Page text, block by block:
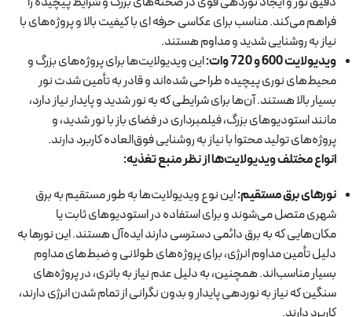
فراهم می‌کند. مناسب برای عکاسی حرفه ای با کیفیت بالا و پروژه‌های با
نیاز به روشنایی شدید و مداوم هستند.
ویدیولایت 600 و 720 وات
:این ویدیولایت‌ها برای پروژه‌های بزرگ و
محیط‌های نوری پیچیده طراحی شده‌اند و قادر به تأمین شدت نور
بسیار بالا هستند. آن‌ها برای شرایطی که به نور شدید و پایدار نیاز دارد،
مانند استودیوهای بزرگ، فیلمبرداری در فضای باز با نور شدید، و
پروژه‌های تولید محتوا با نیاز به روشنایی فوق‌العاده کاربرد دارند.
انواع مختلف ویدیولایت‌ها از نظر منبع تغذیه:
نورهای برق مستقیم:این نوع ویدیولایت‌ها به طور مستقیم به برق
شهری متصل می‌شوند و برای استفاده در استودیوهای ثابت یا
مکان‌هایی که به برق دائمی دسترسی دارند ایده‌آل هستند. این نورها به
دلیل تأمین مداوم انرژی، برای پروژه‌های طولانی و ضبط‌های مداوم
بسیار مناسب‌اند. همچنین، به دلیل عدم نیاز به باتری، در پروژه‌های
سنگین که نیاز به نوردهی پایدار و بدون نگرانی از تمام شدن انرژی دارند،